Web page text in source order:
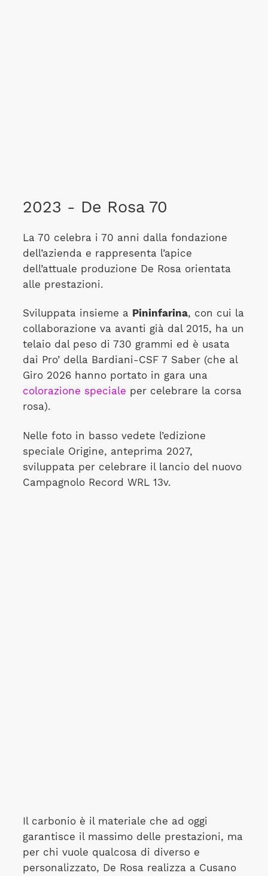
2023 - De Rosa 70
La 70 celebra i 70 anni dalla fondazione
dell’azienda e rappresenta l’apice
dell’attuale produzione De Rosa orientata
alle prestazioni.
Sviluppata insieme a Pininfarina, con cui la
collaborazione va avanti già dal 2015, ha un
telaio dal peso di 730 grammi ed è usata
dai Pro’ della Bardiani-CSF 7 Saber (che al
Giro 2026 hanno portato in gara una
colorazione speciale per celebrare la corsa
rosa).
Nelle foto in basso vedete l’edizione
speciale Origine, anteprima 2027,
sviluppata per celebrare il lancio del nuovo
Campagnolo Record WRL 13v.
Il carbonio è il materiale che ad oggi
garantisce il massimo delle prestazioni, ma
per chi vuole qualcosa di diverso e
personalizzato, De Rosa realizza a Cusano